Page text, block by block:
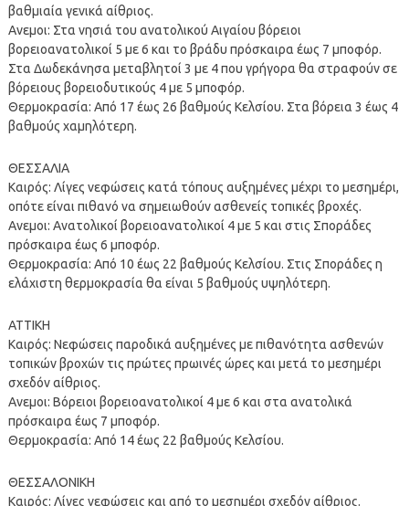
βαθμιαία γενικά αίθριος.
Ανεμοι: Στα νησιά του ανατολικού Αιγαίου βόρειοι
βορειοανατολικοί 5 με 6 και το βράδυ πρόσκαιρα έως 7 μποφόρ.
Στα Δωδεκάνησα μεταβλητοί 3 με 4 που γρήγορα θα στραφούν σε
βόρειους βορειοδυτικούς 4 με 5 μποφόρ.
Θερμοκρασία: Από 17 έως 26 βαθμούς Κελσίου. Στα βόρεια 3 έως 4
βαθμούς χαμηλότερη.
ΘΕΣΣΑΛΙΑ
Καιρός: Λίγες νεφώσεις κατά τόπους αυξημένες μέχρι το μεσημέρι,
οπότε είναι πιθανό να σημειωθούν ασθενείς τοπικές βροχές.
Ανεμοι: Ανατολικοί βορειοανατολικοί 4 με 5 και στις Σποράδες
πρόσκαιρα έως 6 μποφόρ.
Θερμοκρασία: Από 10 έως 22 βαθμούς Κελσίου. Στις Σποράδες η
ελάχιστη θερμοκρασία θα είναι 5 βαθμούς υψηλότερη.
ΑΤΤΙΚΗ
Καιρός: Νεφώσεις παροδικά αυξημένες με πιθανότητα ασθενών
τοπικών βροχών τις πρώτες πρωινές ώρες και μετά το μεσημέρι
σχεδόν αίθριος.
Ανεμοι: Βόρειοι βορειοανατολικοί 4 με 6 και στα ανατολικά
πρόσκαιρα έως 7 μποφόρ.
Θερμοκρασία: Από 14 έως 22 βαθμούς Κελσίου.
ΘΕΣΣΑΛΟΝΙΚΗ
Καιρός: Λίγες νεφώσεις και από το μεσημέρι σχεδόν αίθριος.